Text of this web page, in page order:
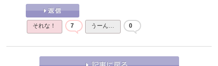
それな！ 7 うーん… 0